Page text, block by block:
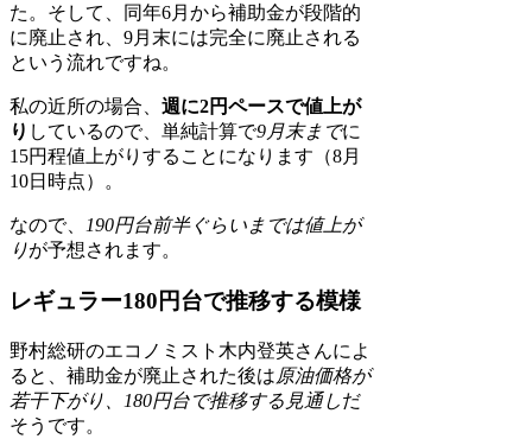
た。そして、同年6月から補助金が段階的
に廃止され、9月末には完全に廃止される
という流れですね。
私の近所の場合、 週に2円ペースで値上が
り しているので、単純計算で9月末までに
15円程値上がりすることになります（8月
10日時点）。
なので、
190円台前半ぐらいまでは値上が
りが予想されます。
レギュラー180円台で推移する模様
野村総研のエコノミスト木内登英さんによ
ると、補助金が廃止された後は原油価格が
若干下がり、180円台で推移する見通しだ
そうです。